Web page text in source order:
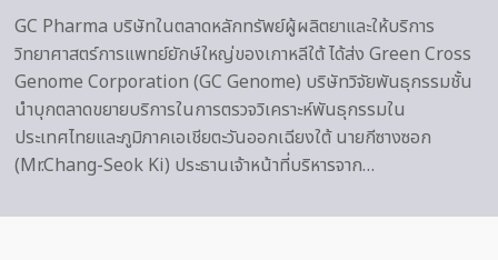
GC Pharma บริษัทในตลาดหลักทรัพย์ผู้ผลิตยาและให้บริการ
วิทยาศาสตร์การแพทย์ยักษ์ใหญ่ของเกาหลีใต้ ได้ส่ง Green Cross
Genome Corporation (GC Genome) บริษัทวิจัยพันธุกรรมชั้น
นำบุกตลาดขยายบริการในการตรวจวิเคราะห์พันธุกรรมใน
ประเทศไทยและภูมิภาคเอเชียตะวันออกเฉียงใต้ นายกีซางซอก
(Mr.Chang-Seok Ki) ประธานเจ้าหน้าที่บริหารจาก…